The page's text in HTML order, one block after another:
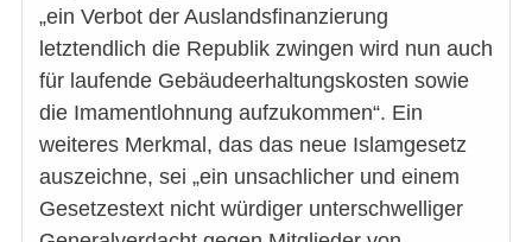
„ein Verbot der Auslandsfinanzierung
letztendlich die Republik zwingen wird nun auch
für laufende Gebäudeerhaltungskosten sowie
die Imamentlohnung aufzukommen“. Ein
weiteres Merkmal, das das neue Islamgesetz
auszeichne, sei „ein unsachlicher und einem
Gesetzestext nicht würdiger unterschwelliger